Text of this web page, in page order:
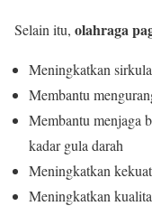
Selain itu, olahraga
Meningkatkan
Membantu
Membantu menjaga
kadar gula darah
Meningkatkan
Meningkatkan